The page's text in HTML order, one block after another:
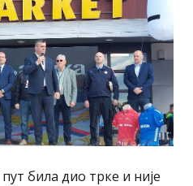
била дио трке и није